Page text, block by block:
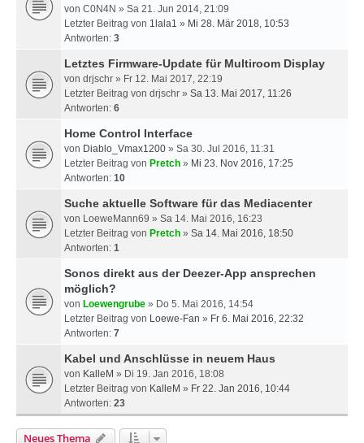
von C0N4N » Sa 21. Jun 2014, 21:09
Letzter Beitrag von 1lala1 » Mi 28. Mär 2018, 10:53
Antworten: 3
Letztes Firmware-Update für Multiroom Display
von drjschr » Fr 12. Mai 2017, 22:19
Letzter Beitrag von drjschr » Sa 13. Mai 2017, 11:26
Antworten: 6
Home Control Interface
von Diablo_Vmax1200 » Sa 30. Jul 2016, 11:31
Letzter Beitrag von Pretch » Mi 23. Nov 2016, 17:25
Antworten: 10
Suche aktuelle Software für das Mediacenter
von LoeweMann69 » Sa 14. Mai 2016, 16:23
Letzter Beitrag von Pretch » Sa 14. Mai 2016, 18:50
Antworten: 1
Sonos direkt aus der Deezer-App ansprechen
möglich?
von Loewengrube » Do 5. Mai 2016, 14:54
Letzter Beitrag von Loewe-Fan » Fr 6. Mai 2016, 22:32
Antworten: 7
Kabel und Anschlüsse in neuem Haus
von KalleM » Di 19. Jan 2016, 18:08
Letzter Beitrag von KalleM » Fr 22. Jan 2016, 10:44
Antworten: 23
Neues Thema